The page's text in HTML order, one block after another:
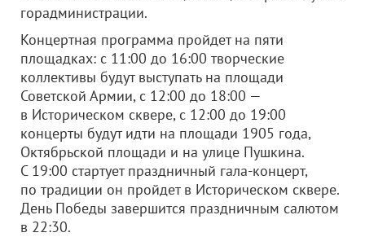
горадминистрации.
Концертная программа пройдет на пяти
площадках: с 11:00 до 16:00 творческие
коллективы будут выступать на площади
Советской Армии, с 12:00 до 18:00 —
в Историческом сквере, с 12:00 до 19:00
концерты будут идти на площади 1905 года,
Октябрьской площади и на улице Пушкина.
С 19:00 стартует праздничный гала-концерт,
по традиции он пройдет в Историческом сквере.
День Победы завершится праздничным салютом
в 22:30.